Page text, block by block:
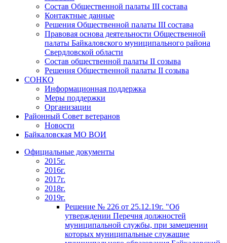
Состав Общественной палаты III состава
Контактные данные
Решения Общественной палаты III состава
Правовая основа деятельности Общественной
палаты Байкаловского муниципального района
Свердловской области
Состав общественной палаты II созыва
Решения Общественной палаты II созыва
СОНКО
Информационная поддержка
Меры поддержки
Организации
Районный Совет ветеранов
Новости
Байкаловская МО ВОИ
Официальные документы
2015г.
2016г.
2017г.
2018г.
2019г.
Решение № 226 от 25.12.19г. "Об
утверждении Перечня должностей
муниципальной службы, при замещении
которых муниципальные служащие